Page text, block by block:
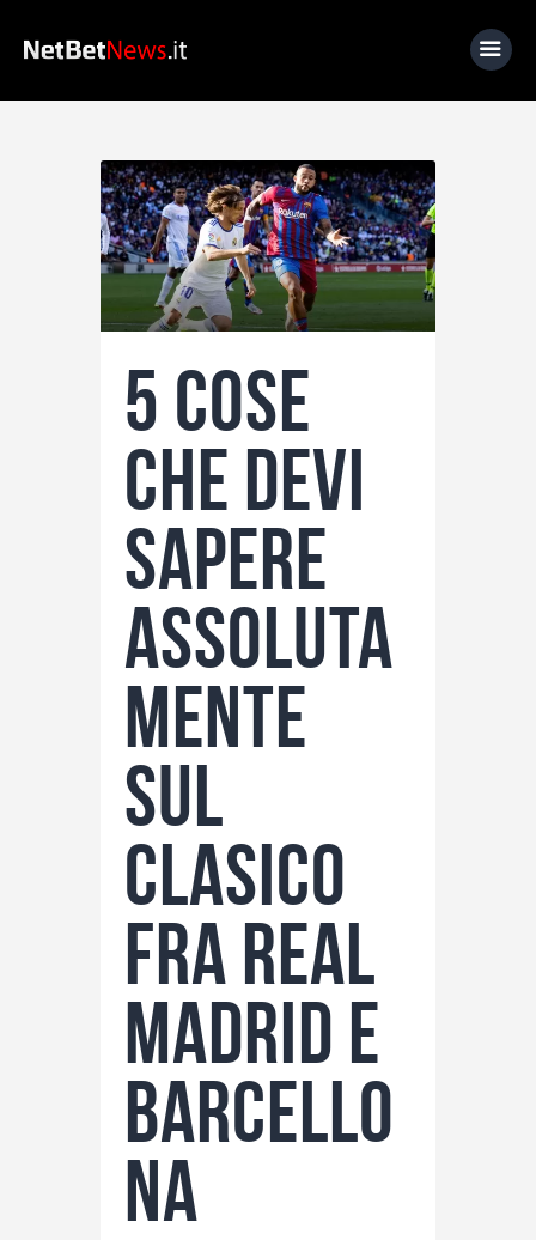
Home
News
Calcio
Basket
Lo Sapevi Che
Fantacalcio
I consigli di Giulia
Serie A
5 cose
che devi
sapere
assoluta
mente
sul
Clasico
fra Real
Madrid e
Barcello
na